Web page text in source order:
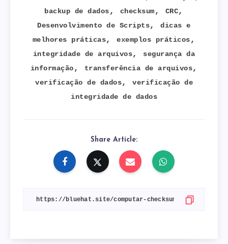
backup de dados, checksum, CRC,
Desenvolvimento de Scripts,dicas e
melhores práticas,exemplos práticos,
integridade de arquivos,
segurança da
informação, transferência de arquivos,
verificação de dados, verificação de
integridade de dados
Share Article: